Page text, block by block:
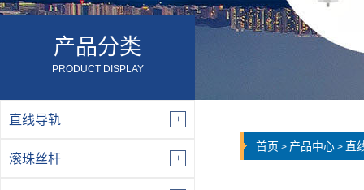
产品分类
PRODUCT DISPLAY
直线导轨
滚珠丝杆
首页 > 产品中心 > 直